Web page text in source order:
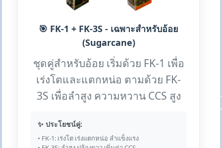
🎯 FK-1 + FK-3S - เฉพาะสำหรับอ้อย
(Sugarcane)
ชุดคู่สำหรับอ้อย เริ่มด้วย FK-1 เพื่อ
เร่งโตและแตกหน่อ ตามด้วย FK-
3S เพื่อลำสูง ความหวาน CCS สูง
✨ ประโยชน์คู่:
• FK-1: เร่งโต เร่งแตกหน่อ ลำแข็งแรง